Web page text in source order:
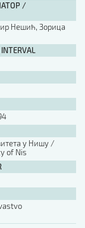
/
Нешић, Зорица
у Нишу /
of Nis